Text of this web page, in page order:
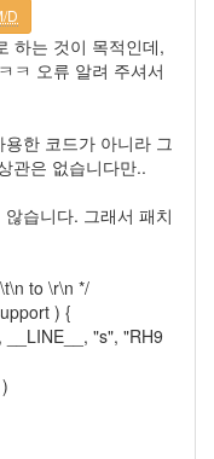
D
하는 것이 목적인데,
ㅋ 오류 알려 주셔서
한 코드가 아니라 그
관은 없습니다만..
습니다. 그래서 패치
to \r\n */
) {
"s", "RH9